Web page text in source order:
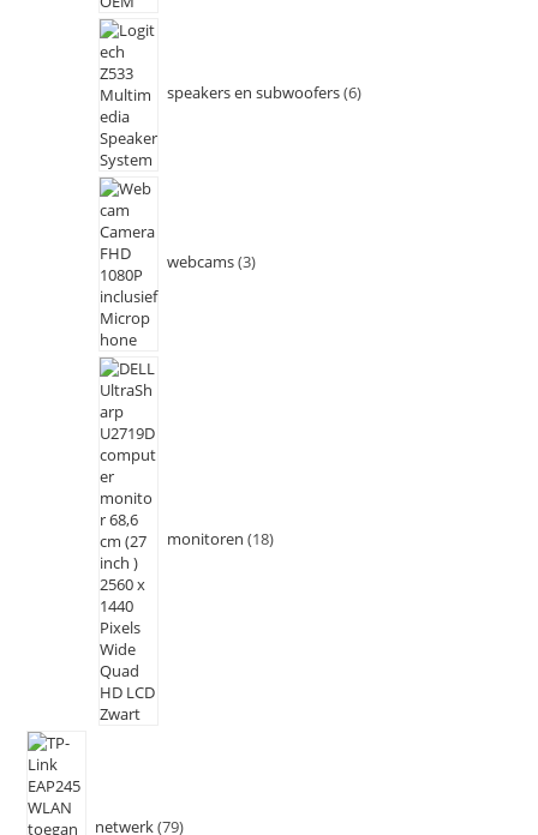
speakers en subwoofers 6
webcams 3
monitoren 18
netwerk 79